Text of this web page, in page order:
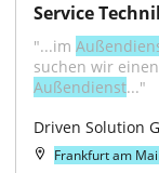
Service
"...im
Außendienst..."
Driven Solution
Frankfurt am